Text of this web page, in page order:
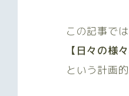
この記事で
【日々の様
という計画